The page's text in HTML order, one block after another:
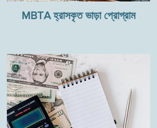
MBTA হ্রাসকৃত ভাড়া প্রোগ্রাম